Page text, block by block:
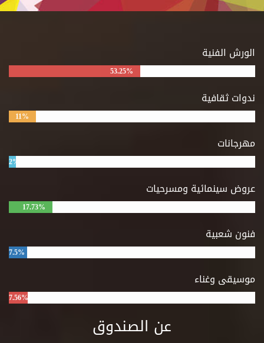
الورش الفنية
53.25%
ندوات ثقافية
11%
مهرجانات
2%
عروض سينمائية ومسرحيات
17.73%
فنون شعبية
7.5%
موسيقى وغناء
7.56%
عن الصندوق